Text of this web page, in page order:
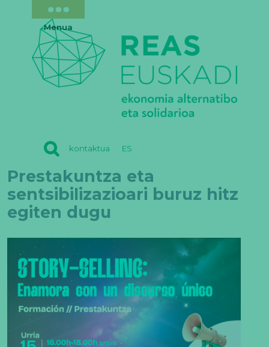
kontaktua ES
Menua
Prestakuntza eta
sentsibilizazioari buruz hitz
egiten dugu